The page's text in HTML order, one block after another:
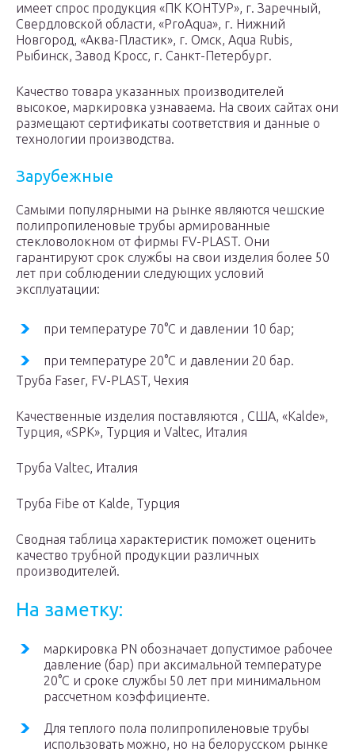
имеет спрос продукция «ПК КОНТУР», г. Заречный,
Свердловской области, «ProAqua», г. Нижний
Новгород, «Аква-Пластик», г. Омск, Aqua Rubis,
Рыбинск, Завод Кросс, г. Санкт-Петербург.
Качество товара указанных производителей
высокое, маркировка узнаваема. На своих сайтах они
размещают сертификаты соответствия и данные о
технологии производства.
Зарубежные
Самыми популярными на рынке являются чешские
полипропиленовые трубы армированные
стекловолокном от фирмы FV-PLAST. Они
гарантируют срок службы на свои изделия более 50
лет при соблюдении следующих условий
эксплуатации:
при температуре 70°С и давлении 10 бар;
при температуре 20°С и давлении 20 бар.
Труба Faser, FV-PLAST, Чехия
Качественные изделия поставляются , США, «Kalde»,
Турция, «SPK», Турция и Valtec, Италия
Труба Valtec, Италия
Труба Fibe от Kalde, Турция
Сводная таблица характеристик поможет оценить
качество трубной продукции различных
производителей.
На заметку:
маркировка PN обозначает допустимое рабочее
давление (бар) при аксимальной температуре
20°С и сроке службы 50 лет при минимальном
рассчетном коэффициенте.
Для теплого пола полипропиленовые трубы
использовать можно, но на белорусском рынке